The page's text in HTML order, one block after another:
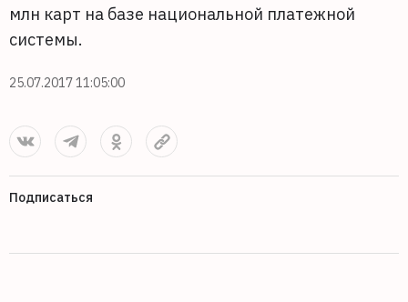
млн карт на базе национальной платежной
системы.
25.07.2017 11:05:00
Подписаться